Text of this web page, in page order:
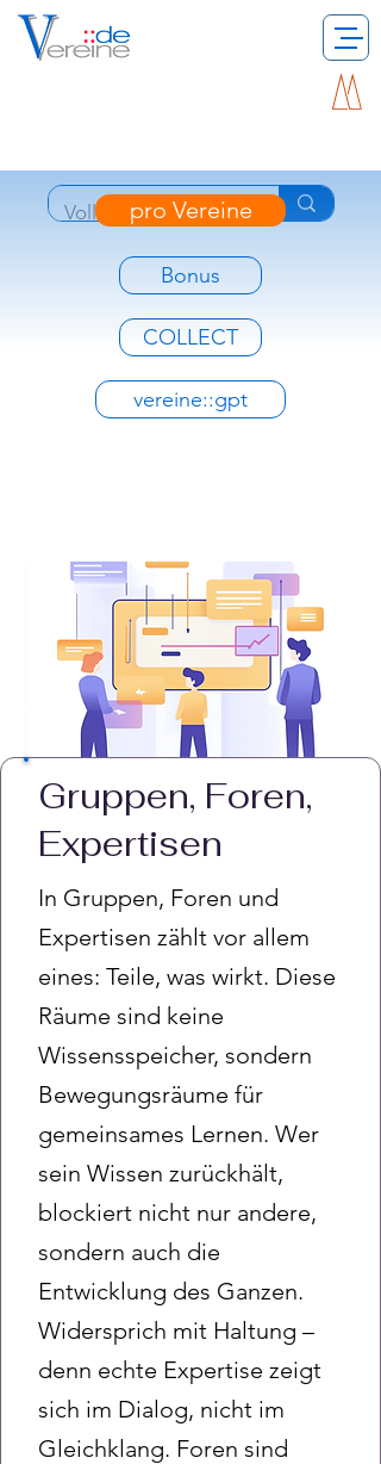
pro Vereine
Bonus
COLLECT
vereine::gpt
Gruppen, Foren,
Expertisen
In Gruppen, Foren und
Expertisen zählt vor allem
eines: Teile, was wirkt. Diese
Räume sind keine
Wissensspeicher, sondern
Bewegungsräume für
gemeinsames Lernen. Wer
sein Wissen zurückhält,
blockiert nicht nur andere,
sondern auch die
Entwicklung des Ganzen.
Widersprich mit Haltung –
denn echte Expertise zeigt
sich im Dialog, nicht im
Gleichklang. Foren sind